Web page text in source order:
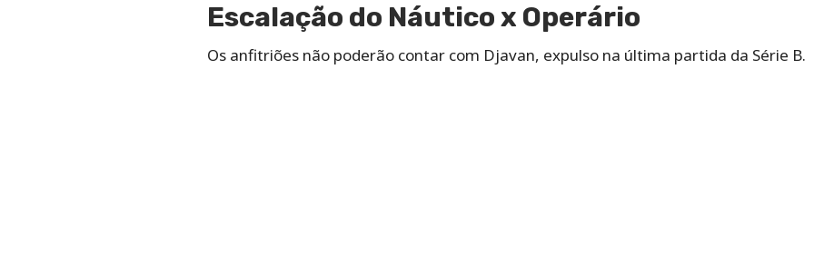
Escalação do Náutico x Operário
Os anfitriões não poderão contar com Djavan, expulso na última partida da Série B.